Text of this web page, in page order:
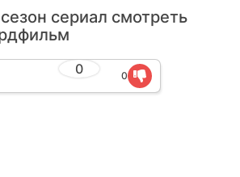
сериал смотреть
0 0